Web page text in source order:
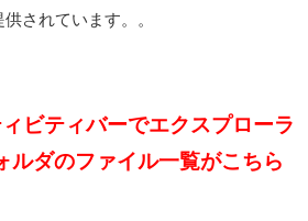
されています。
。
ビティバーでエクスプローラ
ルダのファイル一覧がこちら